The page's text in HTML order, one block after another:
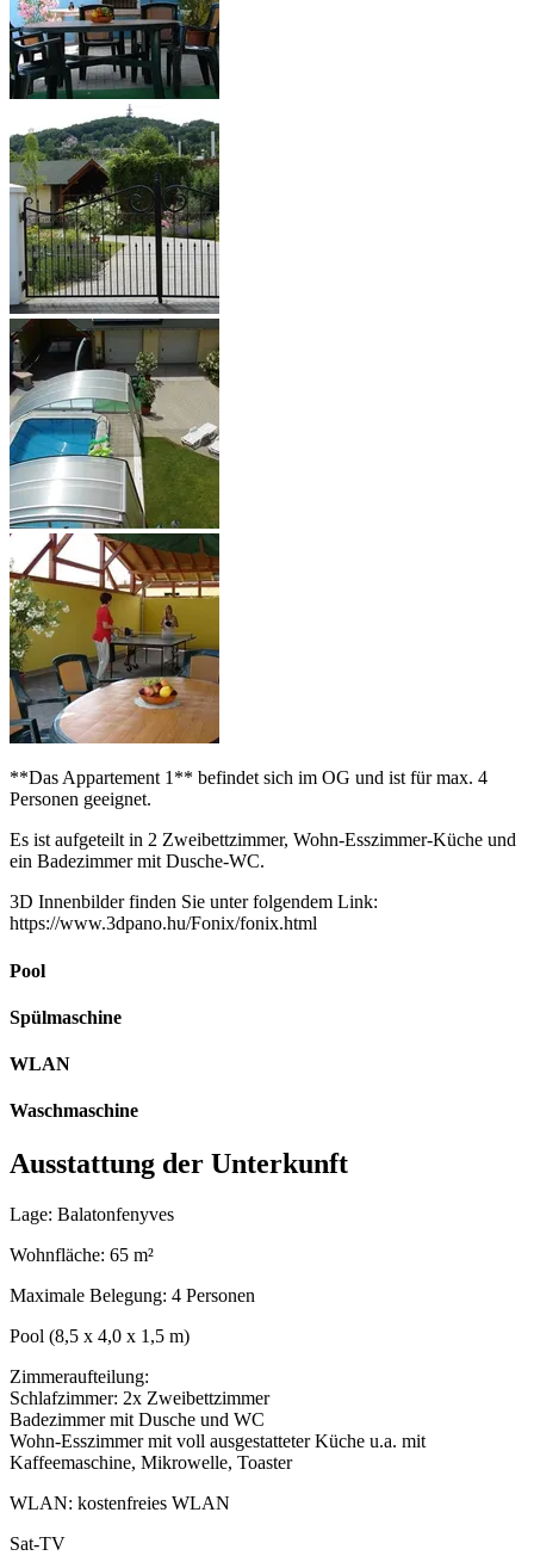
**Das Appartement 1** befindet sich im OG und ist für max. 4
Personen geeignet.
Es ist aufgeteilt in 2 Zweibettzimmer, Wohn-Esszimmer-Küche und
ein Badezimmer mit Dusche-WC.
3D Innenbilder finden Sie unter folgendem Link:
https://www.3dpano.hu/Fonix/fonix.html
Pool
Spülmaschine
WLAN
Waschmaschine
Ausstattung der Unterkunft
Lage: Balatonfenyves
Wohnfläche: 65 m²
Maximale Belegung: 4 Personen
Pool (8,5 x 4,0 x 1,5 m)
Zimmeraufteilung:
Schlafzimmer: 2x Zweibettzimmer
Badezimmer mit Dusche und WC
Wohn-Esszimmer mit voll ausgestatteter Küche u.a. mit
Kaffeemaschine, Mikrowelle, Toaster
WLAN: kostenfreies WLAN
Sat-TV